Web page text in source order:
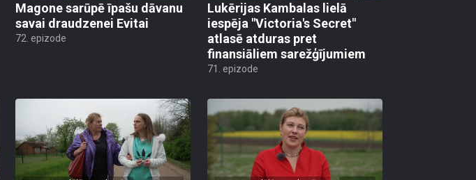
Magone sarūpē īpašu dāvanu
savai draudzenei Evitai
72. epizode
Lukērijas Kambalas lielā
iespēja "Victoria's Secret"
atlasē atduras pret
finansiāliem sarežģījumiem
71. epizode